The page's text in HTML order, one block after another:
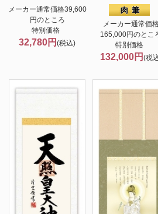
メーカー通常価格39,600
円のところ
特別価格
32,780円(税込)
メーカー通常価
165,000円のとこ
特別価格
132,000円 (税